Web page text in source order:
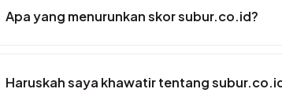
Apa yang menurunkan skor subur.co.id?
Haruskah saya khawatir tentang